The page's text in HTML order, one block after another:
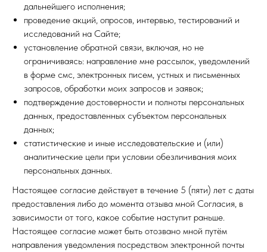
дальнейшего исполнения;
проведение акций, опросов, интервью, тестирований и
исследований на Сайте;
установление обратной связи, включая, но не
ограничиваясь: направление мне рассылок, уведомлений
в форме смс, электронных писем, устных и письменных
запросов, обработки моих запросов и заявок;
подтверждение достоверности и полноты персональных
данных, предоставленных субъектом персональных
данных;
статистические и иные исследовательские и (или)
аналитические цели при условии обезличивания моих
персональных данных.
Настоящее согласие действует в течение 5 (пяти) лет с даты
предоставления либо до момента отзыва мной Согласия, в
зависимости от того, какое событие наступит раньше.
Настоящее согласие может быть отозвано мной путём
направления уведомления посредством электронной почты